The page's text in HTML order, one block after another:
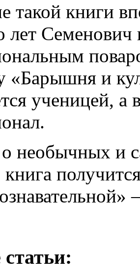
такой книги
лет Семенович
«Барышня и
ученицей, а
о необычных и